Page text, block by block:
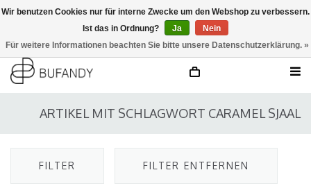
ARTIKEL MIT SCHLAGWORT CARAMEL SJAAL
FILTER FILTER ENTFERNEN
Wir benutzen Cookies nur für interne Zwecke um den Webshop zu verbessern.
Ist das in Ordnung?
Ja
Nein
Für weitere Informationen beachten Sie bitte unsere Datenschutzerklärung. »